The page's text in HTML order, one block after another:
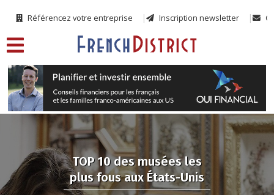
Référencez votre entreprise Inscription newsletter
TOP 10 des musées les
plus fous aux États-Unis